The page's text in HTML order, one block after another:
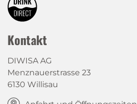
Kontakt
DIWISA AG
Menznauerstrasse 23
6130 Willisau